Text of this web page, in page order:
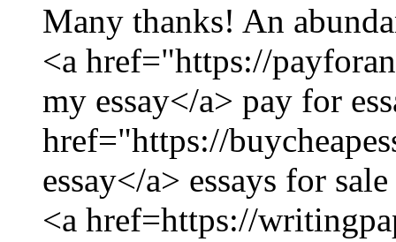
Many thanks! An
<a href="https://
my essay</a> pay for
href="https://
essay</a> essays for sale
<a href=https://